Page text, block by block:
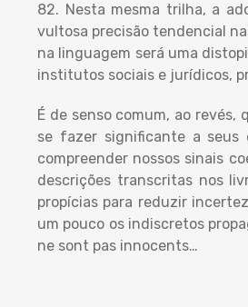
82. Nesta mesma trilha, a
vultosa precisão tendencial
na linguagem será uma
institutos sociais e jurídicos,
É de senso comum, ao
se fazer significante a seus
compreender nossos sinais
descrições transcritas nos
propícias para reduzir
um pouco os indiscretos
ne sont pas innocents…